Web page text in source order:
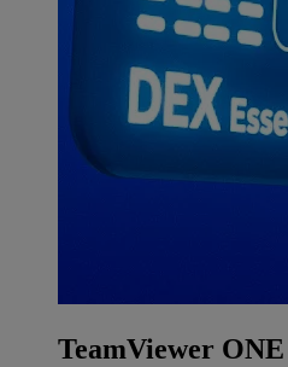
TeamViewer ONE